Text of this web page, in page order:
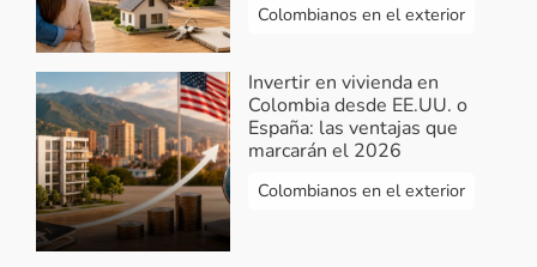
Colombianos en el exterior
Invertir en vivienda en
Colombia desde EE.UU. o
España: las ventajas que
marcarán el 2026
Colombianos en el exterior